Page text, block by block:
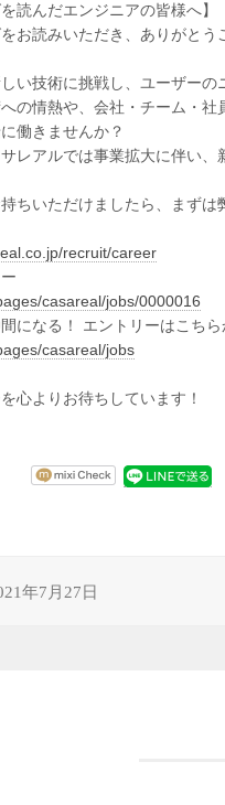
読んだエンジニアの皆様へ】
お読みいただき、ありがとう
い技術に挑戦し、ユーザー
の情熱や、会社・チーム・
働きませんか？
レアルでは事業拡大に伴い
ちいただけましたら、まず
recruit/career
casareal/jobs/0000016
になる！ エントリーはこちら
casareal/jobs
心よりお待ちしています！
年7月27日